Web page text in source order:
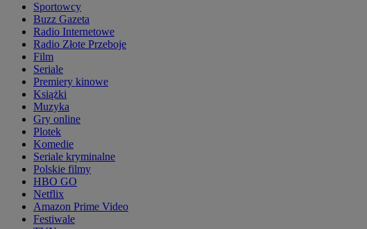
Sportowcy
Buzz Gazeta
Radio Internetowe
Radio Złote Przeboje
Film
Seriale
Premiery kinowe
Książki
Muzyka
Gry online
Plotek
Komedie
Seriale kryminalne
Polskie filmy
HBO GO
Netflix
Amazon Prime Video
Festiwale